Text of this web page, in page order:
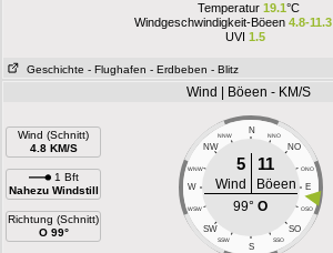
Temperatur 19.1°C
Windgeschwindigkeit-Böeen 4.8-11.3
UVI 1.5
Geschichte - Flughafen - Erdbeben - Blitz
Wind | Böeen - KM/S
Wind (Schnitt)
4.8 KM/S
1 Bft
Nahezu Windstill
Richtung (Schnitt)
O 99°
N
NNW NNO
NW NO
WNW ONO
W E
WSW OSO
SW SO
SSW SSO
S
5 11
Wind
Böeen
99°O